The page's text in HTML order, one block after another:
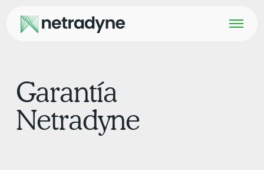
Garantía
Netradyne